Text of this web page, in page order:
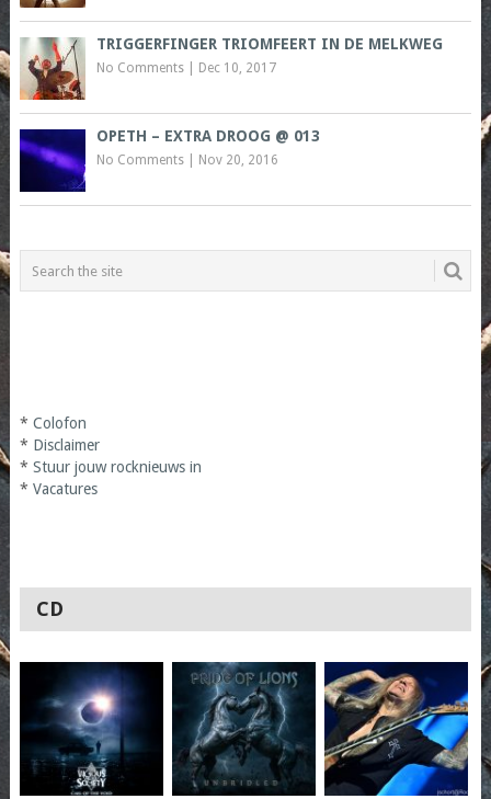
TRIGGERFINGER TRIOMFEERT IN DE MELKWEG
No Comments| Dec 10, 2017
OPETH – EXTRA DROOG @ 013
No Comments| Nov 20, 2016
* Colofon
* Disclaimer
* Stuur jouw rocknieuws in
* Vacatures
CD